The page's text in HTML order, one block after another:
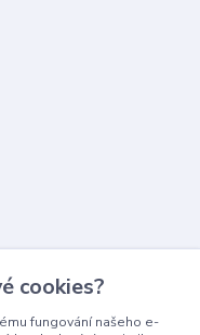
cookies?
fungování našeho e-